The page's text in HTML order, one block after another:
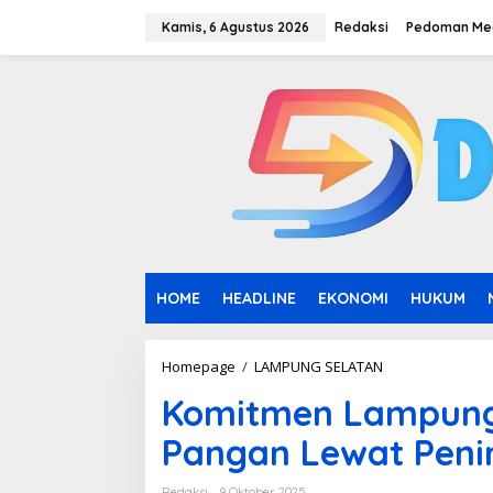
Kamis, 6 Agustus 2026 Redaksi Pedoman
HOME HEADLINE EKONOMI HUKUM
Homepage / LAMPUNG SELATAN
m
t
m
Komitmen
Pangan Lewat